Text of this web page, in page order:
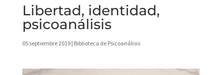
Libertad, identidad,
psicoanálisis
05 septiembre 2019| Biblioteca de Psicoanálisis